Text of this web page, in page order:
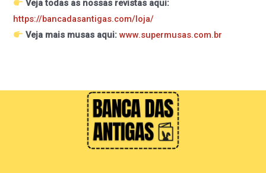
Veja todas as nossas revistas aqui:
https://bancadasantigas.com/loja/
Veja mais musas aqui: www.supermusas.com.br